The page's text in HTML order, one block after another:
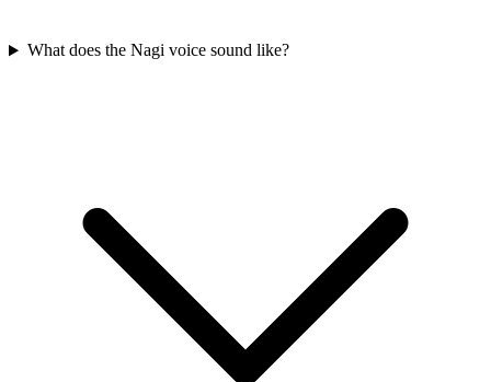
What does the Nagi voice sound like?